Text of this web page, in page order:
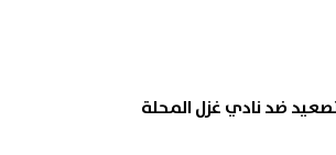
ضد نادي غزل المحلة